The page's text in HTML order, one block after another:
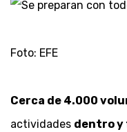
Foto: EFE
Cerca de 4.000
actividades dentro y